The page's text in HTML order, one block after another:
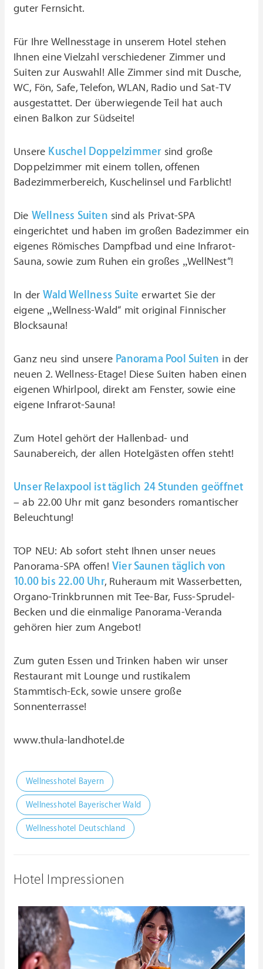
guter Fernsicht.
Für Ihre Wellnesstage in unserem Hotel stehen
Ihnen eine Vielzahl verschiedener Zimmer und
Suiten zur Auswahl! Alle Zimmer sind mit Dusche,
WC, Fön, Safe, Telefon, WLAN, Radio und Sat-TV
ausgestattet. Der überwiegende Teil hat auch
einen Balkon zur Südseite!
Unsere Kuschel Doppelzimmersind große
Doppelzimmer mit einem tollen, offenen
Badezimmerbereich, Kuschelinsel und Farblicht!
Die Wellness Suiten sind als Privat-SPA
eingerichtet und haben im großen Badezimmer ein
eigenes Römisches Dampfbad und eine Infrarot-
Sauna, sowie zum Ruhen ein großes „WellNest“!
In derWald Wellness Suite erwartet Sie der
eigene „Wellness-Wald“ mit original Finnischer
Blocksauna!
Ganz neu sind unsere Panorama Pool Suiten in der
neuen 2. Wellness-Etage! Diese Suiten haben einen
eigenen Whirlpool, direkt am Fenster, sowie eine
eigene Infrarot-Sauna!
Zum Hotel gehört der Hallenbad- und
Saunabereich, der allen Hotelgästen offen steht!
Unser Relaxpool ist täglich 24 Stunden geöffnet
– ab 22.00 Uhr mit ganz besonders romantischer
Beleuchtung!
TOP NEU: Ab sofort steht Ihnen unser neues
Panorama-SPA offen! Vier Saunen täglich von
10.00 bis 22.00 Uhr, Ruheraum mit Wasserbetten,
Organo-Trinkbrunnen mit Tee-Bar, Fuss-Sprudel-
Becken und die einmalige Panorama-Veranda
gehören hier zum Angebot!
Zum guten Essen und Trinken haben wir unser
Restaurant mit Lounge und rustikalem
Stammtisch-Eck, sowie unsere große
Sonnenterrasse!
www.thula-landhotel.de
Wellnesshotel Bayern
Wellnesshotel Bayerischer Wald
Wellnesshotel Deutschland
Hotel Impressionen